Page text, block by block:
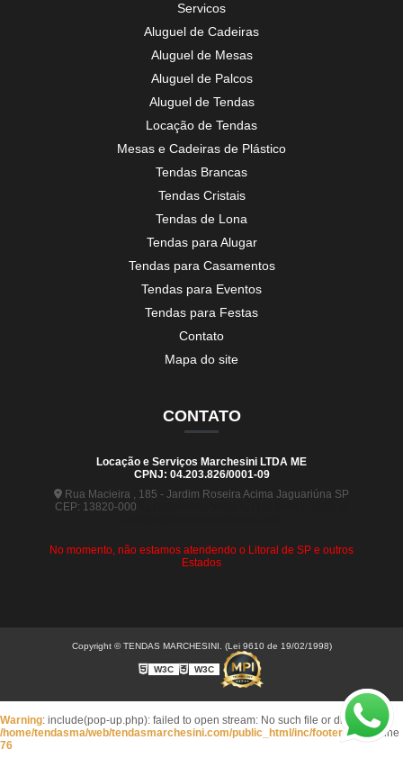
Servicos
Aluguel de Cadeiras
Aluguel de Mesas
Aluguel de Palcos
Aluguel de Tendas
Locação de Tendas
Mesas e Cadeiras de Plástico
Tendas Brancas
Tendas Cristais
Tendas de Lona
Tendas para Alugar
Tendas para Casamentos
Tendas para Eventos
Tendas para Festas
Contato
Mapa do site
CONTATO
Locação e Serviços Marchesini LTDA ME
CPNJ: 04.203.826/0001-09
Rua Macieira , 185 - Jardim Roseira Acima Jaguariúna SP
CEP: 13820-000
No momento, não estamos atendendo o Litoral de SP e outros
Estados
Copyright © TENDAS MARCHESINI. (Lei 9610 de 19/02/1998)
W3C W3C
Warning: include(pop-up.php): failed to open stream: No such file or directory in
/home/tendasma/web/tendasmarchesini.com/public_html/inc/footer.php
on line
76